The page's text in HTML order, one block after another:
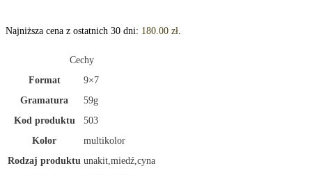
Najniższa cena z ostatnich 30 dni: 180.00 zł.
Cechy
Format
9×7
Gramatura
59g
Kod produktu
503
Kolor
multikolor
Rodzaj produktu unakit,miedź,cyna